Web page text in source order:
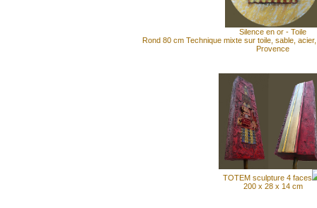
Silence en or - Toile
Rond 80 cm Technique mixte sur toile, sable,
Provence
TOTEM sculpture 4 faces
200 x 28 x 14 cm